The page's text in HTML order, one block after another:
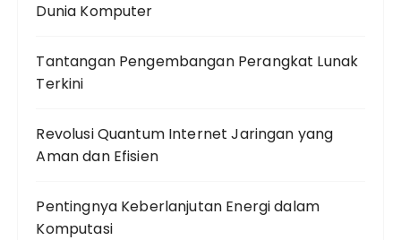
Dunia Komputer
Tantangan Pengembangan Perangkat Lunak
Terkini
Revolusi Quantum Internet Jaringan yang
Aman dan Efisien
Pentingnya Keberlanjutan Energi dalam
Komputasi